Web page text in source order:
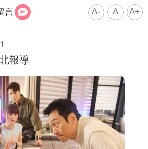
言 A- A A+
報導